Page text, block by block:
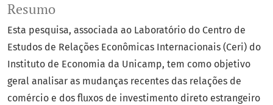
Resumo
Esta pesquisa, associada ao Laboratório do Centro de
Estudos de Relações Econômicas Internacionais (Ceri) do
Instituto de Economia da Unicamp, tem como objetivo
geral analisar as mudanças recentes das relações de
comércio e dos fluxos de investimento direto estrangeiro